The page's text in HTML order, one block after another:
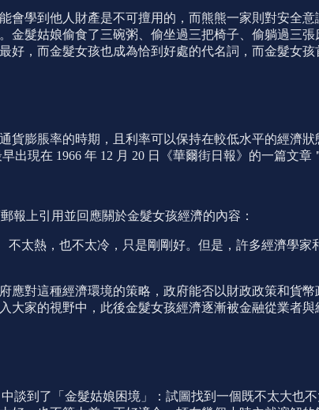
會學到他人財產是不可擅用的，而熊熊一家則對安全
金髮姑娘偷食了三碗粥、偷坐過三把椅子、偷躺過三
，而金髮女孩也成為恰到好處的代名詞，而金髮女
貨膨脹率的時期，且利率可以保持在較低水平的經濟
出現在 1966 年 12 月 20 日《華爾街日報》的一篇文
報上引用並回應關於金髮女孩經濟的內容：
太熱，也不太冷，只是剛剛好。但是，許多經濟學
對這種經濟環境的策略，政府能否以財政政策和貨
家的視野中，此後金髮女孩經濟逐漸被金融從業者與
中談到了「金髮姑娘困境」：試圖找到一個既不太大也